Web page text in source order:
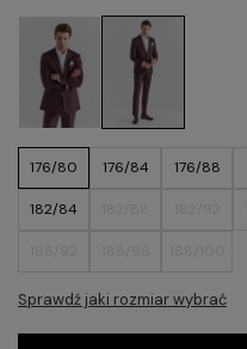
176/80 176/84 176/88
182/84
Sprawdź jaki rozmiar wybrać